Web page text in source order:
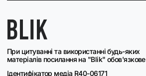
При цитуванні та використанні будь-яких
матеріалів посилання на "Blik" обов'язкове
Ідентифікатор медіа R40-06171